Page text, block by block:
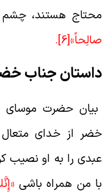
هستند، چشم
[6]
.
جناب
حضرت موسای
از خدای متعال
را به او نصیب
من همراه باشی